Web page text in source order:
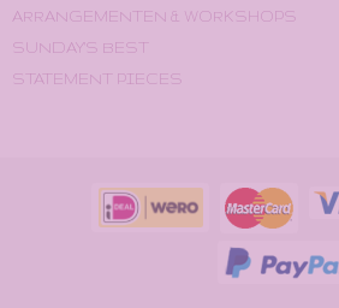
ARRANGEMENTEN & WORKSHOPS
SUNDAY'S BEST
STATEMENT PIECES